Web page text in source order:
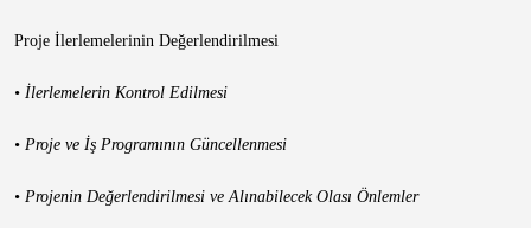
Proje İlerlemelerinin Değerlendirilmesi
• İlerlemelerin Kontrol Edilmesi
• Proje ve İş Programının Güncellenmesi
• Projenin Değerlendirilmesi ve Alınabilecek Olası Önlemler